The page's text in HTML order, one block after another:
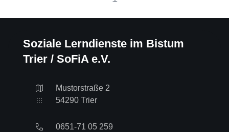
Soziale Lerndienste im Bistum
Trier / SoFiA e.V.
Mustorstraße 2
54290 Trier
0651-71 05 259